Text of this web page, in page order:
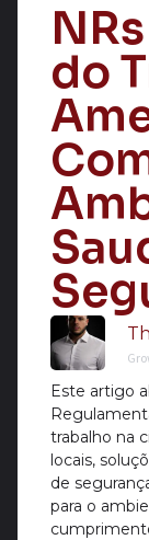
do
Este artigo
trabalho na
locais,
de
para o